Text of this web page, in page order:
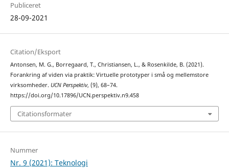
Publiceret
28-09-2021
Citation/Eksport
Antonsen, M. G., Borregaard, T., Christiansen, L., & Rosenkilde, B. (2021).
Forankring af viden via praktik: Virtuelle prototyper i små og mellemstore
virksomheder. UCN Perspektiv, (9), 68–74.
https://doi.org/10.17896/UCN.perspektiv.n9.458
Citationsformater
Nummer
Nr. 9 (2021): Teknologi